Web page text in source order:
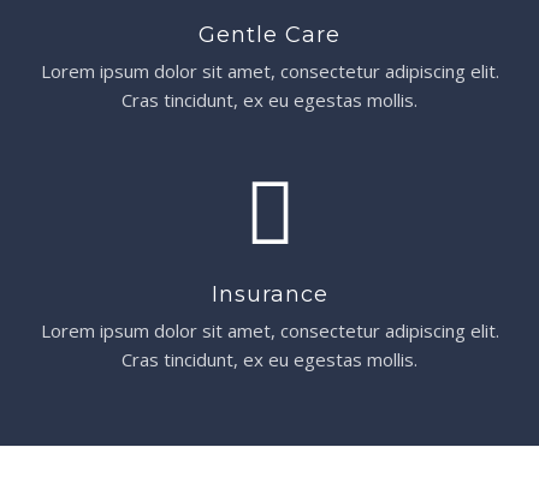
Gentle Care
Lorem ipsum dolor sit amet, consectetur adipiscing elit.
Cras tincidunt, ex eu egestas mollis.
Insurance
Lorem ipsum dolor sit amet, consectetur adipiscing elit.
Cras tincidunt, ex eu egestas mollis.